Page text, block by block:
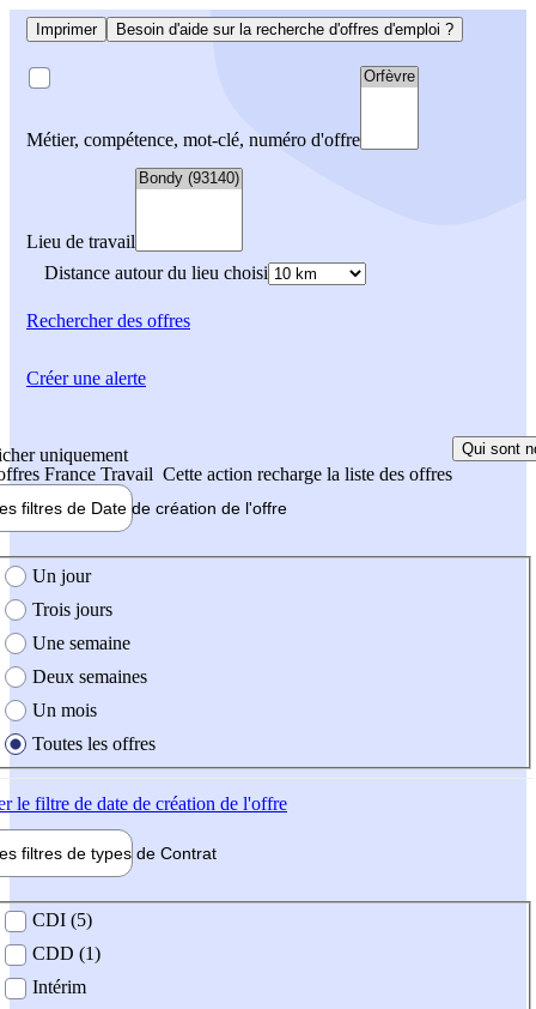
Imprimer Besoin d'aide sur la recherche d'offres d'emploi ?
Métier, compétence, mot-clé, numéro d'offre
Lieu de travail
Distance autour du lieu choisi
Rechercherdes offres
uniquement
France Travail Cette action recharge la liste des offres
Qui sont
filtres de Date de création de l'offre
création de l'offre
Un jour
Trois jours
Une semaine
Deux semaines
Un mois
Toutes les offres
le filtre de date de création de l'offre
filtres de types de Contrat
contrat
CDI (5)
CDD (1)
Intérim
Créer une alerte